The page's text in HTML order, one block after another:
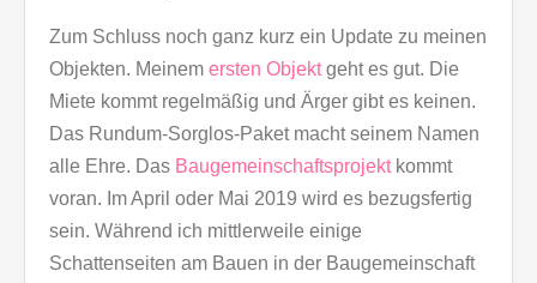
Zum Schluss noch ganz kurz ein Update zu meinen
Objekten. Meinem ersten Objektgeht es gut. Die
Miete kommt regelmäßig und Ärger gibt es keinen.
Das Rundum-Sorglos-Paket macht seinem Namen
alle Ehre. Das Baugemeinschaftsprojektkommt
voran. Im April oder Mai 2019 wird es bezugsfertig
sein. Während ich mittlerweile einige
Schattenseiten am Bauen in der Baugemeinschaft